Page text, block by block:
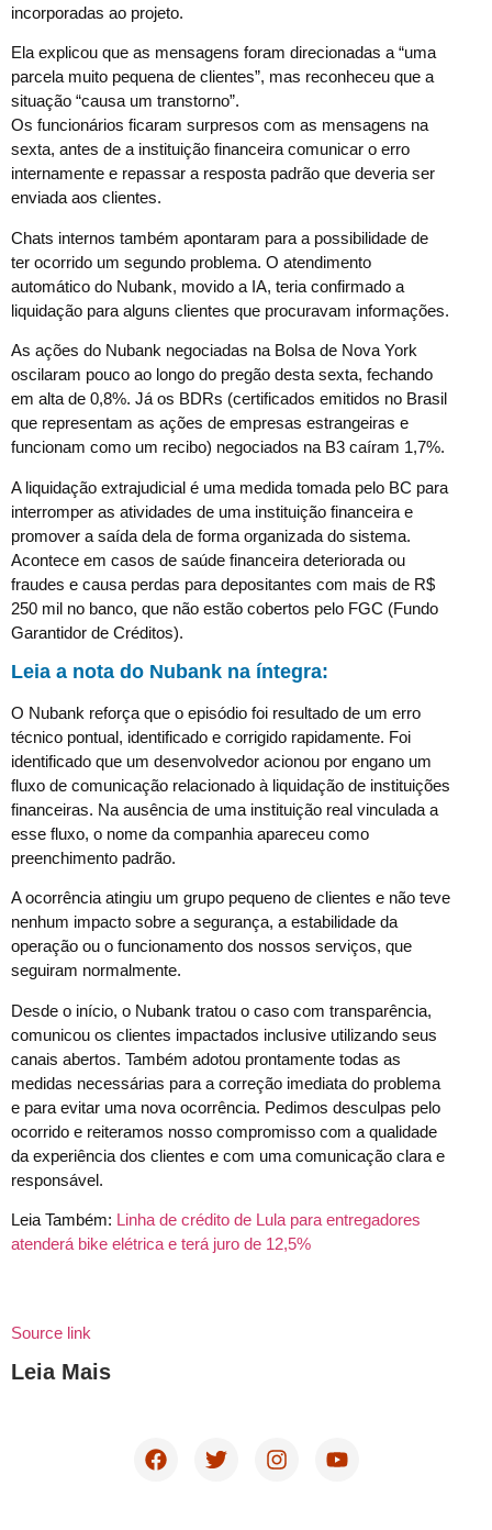
incorporadas ao projeto.
Ela explicou que as mensagens foram direcionadas a “uma
parcela muito pequena de clientes”, mas reconheceu que a
situação “causa um transtorno”.
Os funcionários ficaram surpresos com as mensagens na
sexta, antes de a instituição financeira comunicar o erro
internamente e repassar a resposta padrão que deveria ser
enviada aos clientes.
Chats internos também apontaram para a possibilidade de
ter ocorrido um segundo problema. O atendimento
automático do Nubank, movido a IA, teria confirmado a
liquidação para alguns clientes que procuravam informações.
As ações do Nubank negociadas na Bolsa de Nova York
oscilaram pouco ao longo do pregão desta sexta, fechando
em alta de 0,8%. Já os BDRs (certificados emitidos no Brasil
que representam as ações de empresas estrangeiras e
funcionam como um recibo) negociados na B3 caíram 1,7%.
A liquidação extrajudicial é uma medida tomada pelo BC para
interromper as atividades de uma instituição financeira e
promover a saída dela de forma organizada do sistema.
Acontece em casos de saúde financeira deteriorada ou
fraudes e causa perdas para depositantes com mais de R$
250 mil no banco, que não estão cobertos pelo FGC (Fundo
Garantidor de Créditos).
Leia a nota do Nubank na íntegra:
O Nubank reforça que o episódio foi resultado de um erro
técnico pontual, identificado e corrigido rapidamente. Foi
identificado que um desenvolvedor acionou por engano um
fluxo de comunicação relacionado à liquidação de instituições
financeiras. Na ausência de uma instituição real vinculada a
esse fluxo, o nome da companhia apareceu como
preenchimento padrão.
A ocorrência atingiu um grupo pequeno de clientes e não teve
nenhum impacto sobre a segurança, a estabilidade da
operação ou o funcionamento dos nossos serviços, que
seguiram normalmente.
Desde o início, o Nubank tratou o caso com transparência,
comunicou os clientes impactados inclusive utilizando seus
canais abertos. Também adotou prontamente todas as
medidas necessárias para a correção imediata do problema
e para evitar uma nova ocorrência. Pedimos desculpas pelo
ocorrido e reiteramos nosso compromisso com a qualidade
da experiência dos clientes e com uma comunicação clara e
responsável.
Leia Também: Linha de crédito de Lula para entregadores
atenderá bike elétrica e terá juro de 12,5%
Source link
Leia Mais